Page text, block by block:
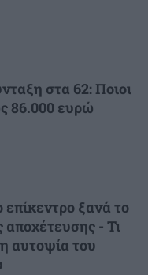
στα 62: Ποιοι
86.000 ευρώ
επίκεντρο ξανά το
- Τι
αυτοψία του